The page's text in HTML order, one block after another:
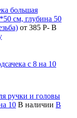
большая
см, глубина 50
от 385 Р- В
с 8 на 10
ручки и головы
10 В наличии В